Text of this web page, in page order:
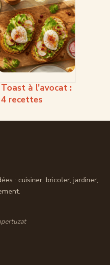
faciles,
moelleuses et
inratables
Toast à l’avocat :
4 recettes
secret pour éviter
: cuisiner, bricoler, jardiner,